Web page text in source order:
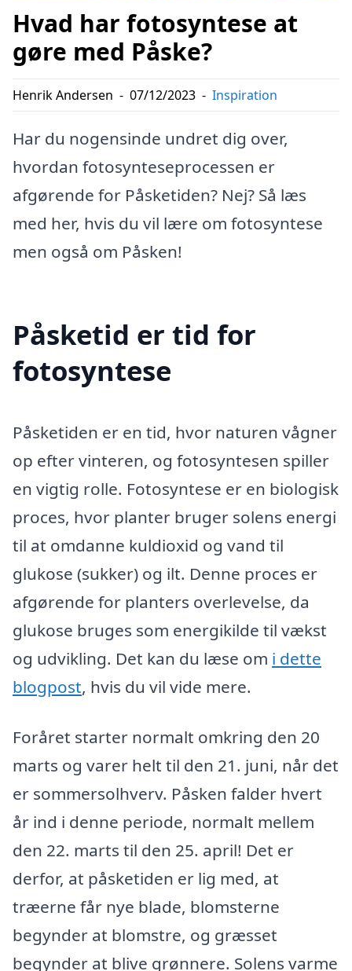
Hvad har fotosyntese at
gøre med Påske?
Henrik Andersen - 07/12/2023 - Inspiration
Har du nogensinde undret dig over,
hvordan fotosynteseprocessen er
afgørende for Påsketiden? Nej? Så læs
med her, hvis du vil lære om fotosyntese
men også om Påsken!
Påsketid er tid for
fotosyntese
Påsketiden er en tid, hvor naturen vågner
op efter vinteren, og fotosyntesen spiller
en vigtig rolle. Fotosyntese er en biologisk
proces, hvor planter bruger solens energi
til at omdanne kuldioxid og vand til
glukose (sukker) og ilt. Denne proces er
afgørende for planters overlevelse, da
glukose bruges som energikilde til vækst
og udvikling. Det kan du læse om i dette
blogpost, hvis du vil vide mere.
Foråret starter normalt omkring den 20
marts og varer helt til den 21. juni, når det
er sommersolhverv. Påsken falder hvert
år ind i denne periode, normalt mellem
den 22. marts til den 25. april! Det er
derfor, at påsketiden er lig med, at
træerne får nye blade, blomsterne
begynder at blomstre, og græsset
begynder at blive grønnere. Solens varme